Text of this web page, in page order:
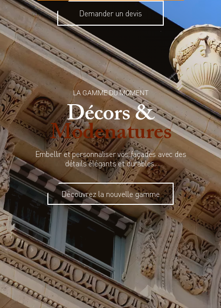
Demander un devis
LA GAMME DU MOMENT
Décors &
Modenatures
Embellir et personnaliser vos façades avec des
détails élégants et durables.
Découvrez la nouvelle gamme